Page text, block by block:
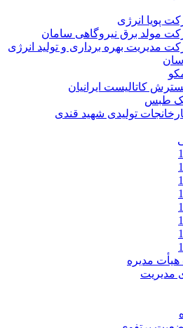
پویا انرژی
مولد برق نیروگاهی سامان
مدیریت بهره برداری و تولید انرژی
کاتالیست ایرانیان
طبس
تولیدی شهید قندی
مدیره
مدیریت